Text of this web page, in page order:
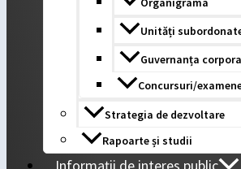
Unități
Guvernanța
Concursuri/
Strategia de dezvoltare
Rapoarte și studii